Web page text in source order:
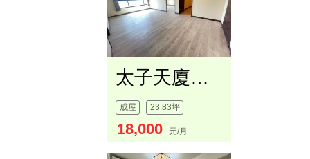
太子天廈採光２房
成屋 23.83坪
18,000 元/月